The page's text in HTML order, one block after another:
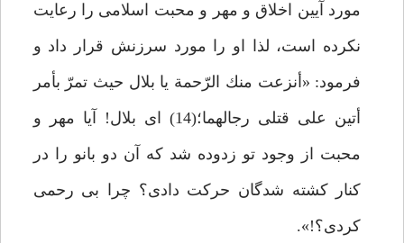
مورد آيين اخلاق و مهر و محبت اسلامى را رعايت
نكرده است، لذا او را مورد سرزنش قرار داد و
فرمود: «أنزعت منك الرّحمة يا بلال حيث تمرّ بأمر
أتين على قتلى رجالهما؛(14) اى بلال! آيا مهر و
محبت از وجود تو زدوده شد كه آن دو بانو را در
كنار كشته شدگان حركت دادى؟ چرا بى رحمى
كردى؟!».